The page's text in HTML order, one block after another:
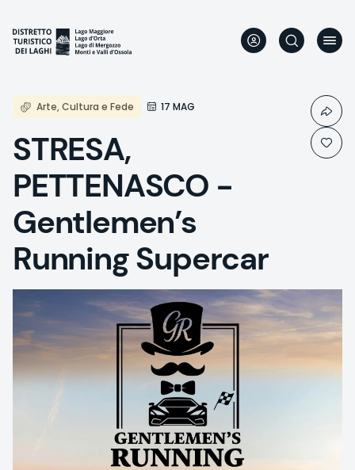
main
content
Arte, Cultura e Fede 17 MAG
STRESA,
PETTENASCO -
Gentlemen’s
Running Supercar